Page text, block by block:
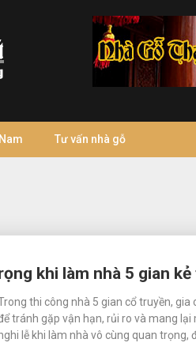
Tư vấn nhà gỗ
khi làm nhà 5 gian
thi công nhà 5 gian cổ truyền,
tránh gặp vận hạn, rủi ro và mang
lễ khi làm nhà vô cùng quan trọng,